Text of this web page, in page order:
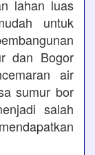
lahan luas
untuk
dan Bogor
air
sumur bor
salah